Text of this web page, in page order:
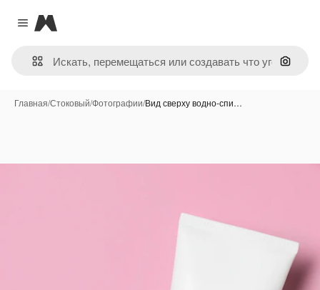
Close menu
Magnific
Поиск
Главная/Стоковый/Фотографии/Вид сверху водно-спи…